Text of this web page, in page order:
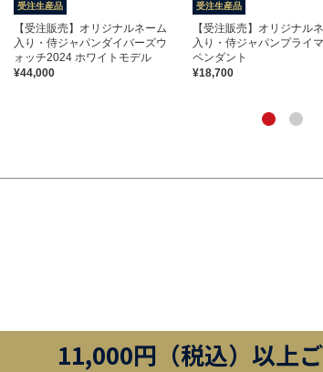
受注生産品
【受注販売】オリジナルネーム
入り・侍ジャパンダイバーズウ
ォッチ2024 ホワイトモデル
¥44,000
受注生産品
【受注販売】オリジナル
入り・侍ジャパンプライ
ペンダント
¥18,700
11,000円（税込）以上